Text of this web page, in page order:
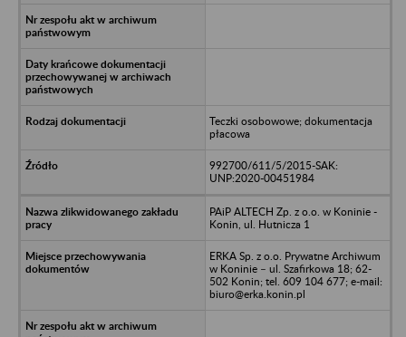
Teczki osobowowe; dokumentacja
płacowa
992700/611/5/2015-SAK:
UNP:2020-00451984
PAiP ALTECH Zp. z o.o. w Koninie -
Konin, ul. Hutnicza 1
ERKA Sp. z o.o. Prywatne Archiwum
w Koninie – ul. Szafirkowa 18; 62-
502 Konin; tel. 609 104 677; e-mail:
biuro@erka.konin.pl